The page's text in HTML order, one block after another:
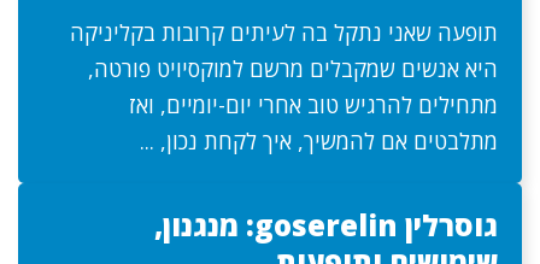
תופעה שאני נתקל בה לעיתים קרובות בקליניקה
היא אנשים שמקבלים מרשם למוקסיויט פורטה,
מתחילים להרגיש טוב אחרי יום-יומיים, ואז
מתלבטים אם להמשיך, איך לקחת נכון, ...
גוסרלין goserelin: מנגנון,